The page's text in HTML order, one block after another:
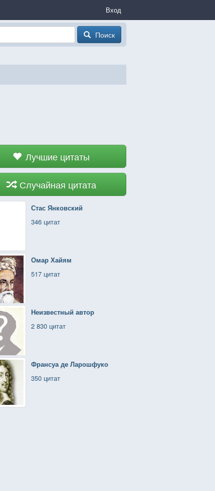
Вход
Поиск
Лучшие цитаты
Случайная цитата
Стас Янковский
346 цитат
Омар Хайям
517 цитат
Неизвестный автор
2 830 цитат
Франсуа де Ларошфуко
350 цитат